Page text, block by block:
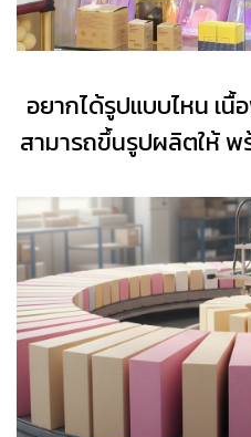
อยากได้รูปแบบไหน เ
สามารถขึ้นรูปผลิตให้